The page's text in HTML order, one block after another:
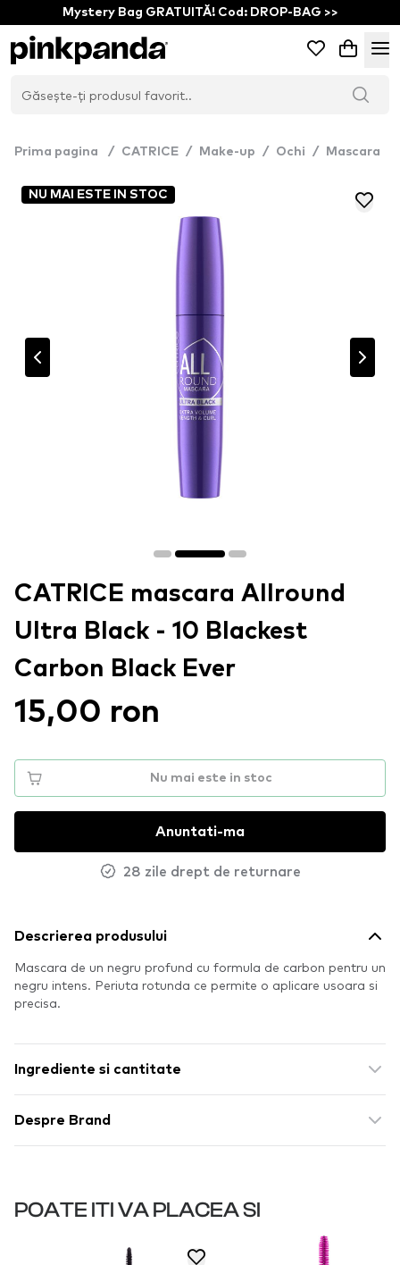
Mystery Bag GRATUITĂ! Cod: DROP-BAG >>
Prima pagina / CATRICE / Make-up / Ochi / Mascara
NU MAI ESTE IN STOC
CATRICE mascara Allround
Ultra Black - 10 Blackest
Carbon Black Ever
15,00 ron
Nu mai este in stoc
Anuntati-ma
28 zile drept de returnare
Descrierea produsului
Mascara de un negru profund cu formula de carbon pentru un
negru intens. Periuta rotunda ce permite o aplicare usoara si
precisa.
Ingrediente si cantitate
Despre Brand
POATE ITI VA PLACEA SI